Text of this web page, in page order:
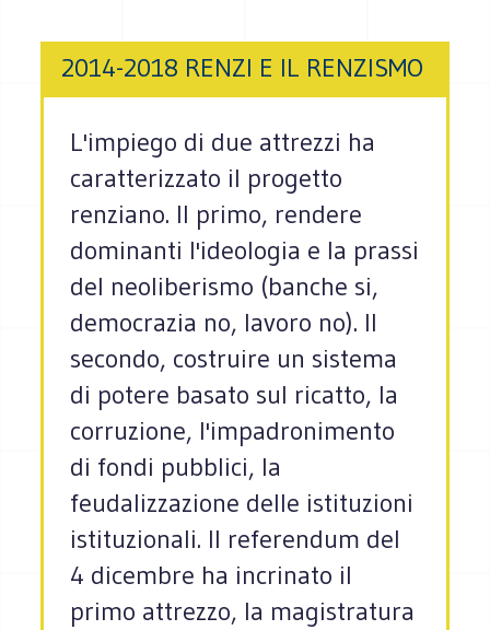
2014-2018 RENZI E IL RENZISMO
L'impiego di due attrezzi ha
caratterizzato il progetto
renziano. Il primo, rendere
dominanti l'ideologia e la prassi
del neoliberismo (banche si,
democrazia no, lavoro no). Il
secondo, costruire un sistema
di potere basato sul ricatto, la
corruzione, l'impadronimento
di fondi pubblici, la
feudalizzazione delle istituzioni
istituzionali. Il referendum del
4 dicembre ha incrinato il
primo attrezzo, la magistratura